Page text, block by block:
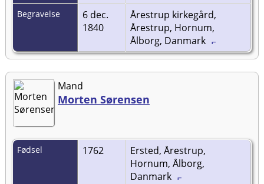
Begravelse
6 dec.
1840
Årestrup kirkegård,
Årestrup, Hornum,
Ålborg, Danmark
Mand
Morten Sørensen
Fødsel 1762
Ersted, Årestrup,
Hornum, Ålborg,
Danmark